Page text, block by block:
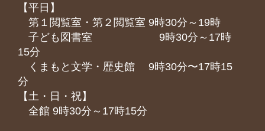
【平日】
第１閲覧室・第２閲覧室 9時30分～19時
子ども図書室 9時30分～17時
15分
くまもと⽂学・歴史館 9時30分〜17時15
分
【土・日・祝】
全館 9時30分～17時15分